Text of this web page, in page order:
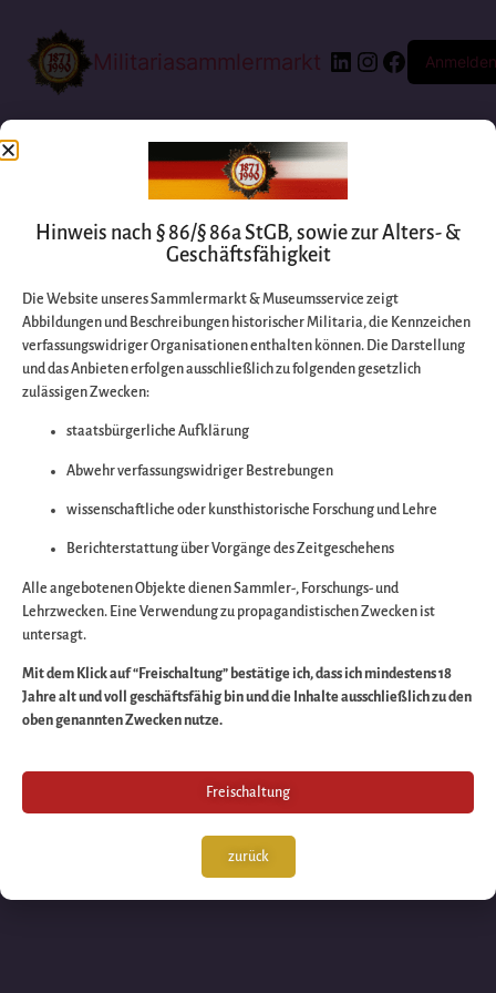
Militariasammlermarkt Anmelden
Entschuldigen Sie
bitte die
Wir arbeiten an
großartigen Sache
schauen Sie bald
wieder vorbei!
Hinweis nach § 86/§ 86a StGB, sowie zur Alters- &
Geschäftsfähigkeit
Die Website unseres Sammlermarkt & Museumsservice zeigt
Abbildungen und Beschreibungen historischer Militaria, die Kennzeichen
verfassungswidriger Organisationen enthalten können. Die Darstellung
und das Anbieten erfolgen ausschließlich zu folgenden gesetzlich
zulässigen Zwecken:
staatsbürgerliche Aufklärung
Abwehr verfassungswidriger Bestrebungen
wissenschaftliche oder kunsthistorische Forschung und Lehre
Berichterstattung über Vorgänge des Zeitgeschehens
Alle angebotenen Objekte dienen Sammler-, Forschungs- und
Lehrzwecken. Eine Verwendung zu propagandistischen Zwecken ist
untersagt.
Mit dem Klick auf “Freischaltung” bestätige ich, dass ich mindestens 18
Jahre alt und voll geschäftsfähig bin und die Inhalte ausschließlich zu den
oben genannten Zwecken nutze.
Freischaltung
zurück